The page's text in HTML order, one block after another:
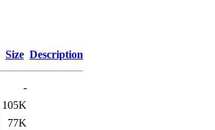
Size Description
-
105K
77K